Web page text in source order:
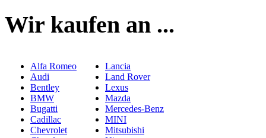
Wir kaufen an ...
Alfa Romeo
Audi
Bentley
BMW
Bugatti
Cadillac
Chevrolet
Lancia
Land Rover
Lexus
Mazda
Mercedes-Benz
MINI
Mitsubishi